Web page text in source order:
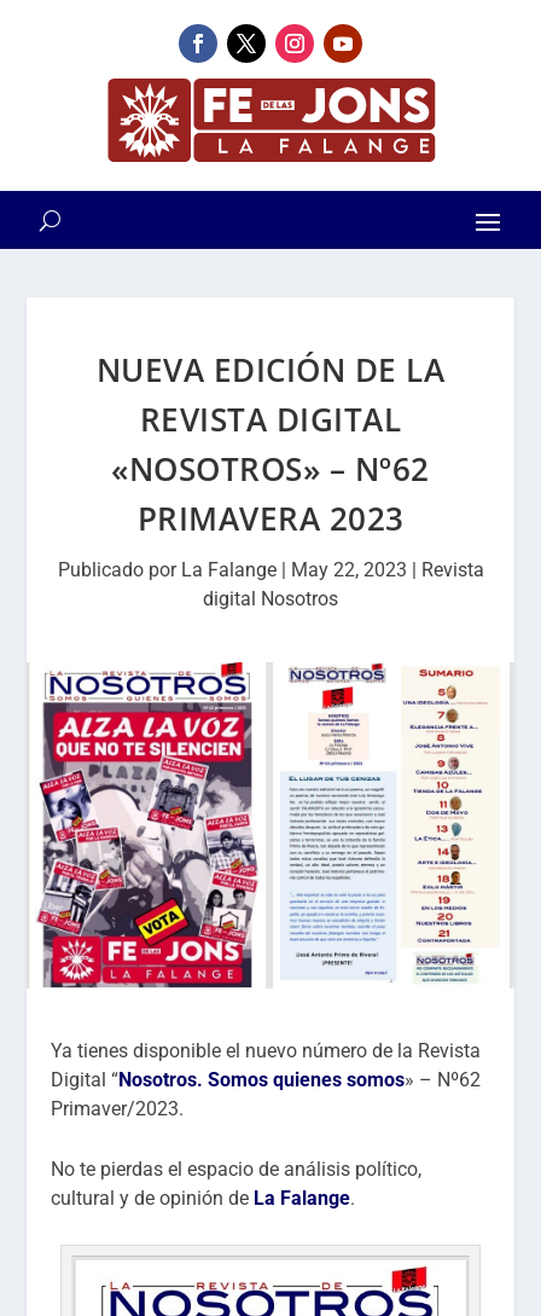
NUEVA EDICIÓN DE LA
REVISTA DIGITAL
«NOSOTROS» – Nº62
PRIMAVERA 2023
Publicado por La Falange| May 22, 2023 | Revista
digital Nosotros
Ya tienes disponible el nuevo número de la Revista
Digital “Nosotros. Somos quienes somos» – Nº62
Primaver/2023.
No te pierdas el espacio de análisis político,
cultural y de opinión de La Falange.